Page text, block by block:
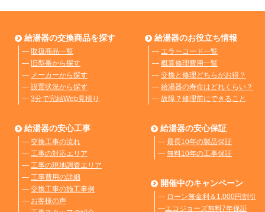
給湯器の交換商品を探す
― 取扱商品一覧
― 旧型番から探す
― メーカーから探す
― 設置状況から探す
― 3分で完結Web見積り
給湯器のお役立ち情報
― エラーコード一覧
― 概算修理費用一覧
― 交換と修理どちらがお得？
― 給湯器の寿命はどれくらい？
― 故障？修理前にできること
給湯器の安心工事
― 交換工事の流れ
― 工事の対応エリア
― 工事の現地調査エリア
― 工事費用の詳細
― 交換工事の施工事例
― お客様の声
給湯器の安心保証
― 最長10年の製品保証
― 無料10年の工事保証
開催中のキャンペーン
― ローン無金利＆1,000円割引
―エコジョーズ無料7年保証